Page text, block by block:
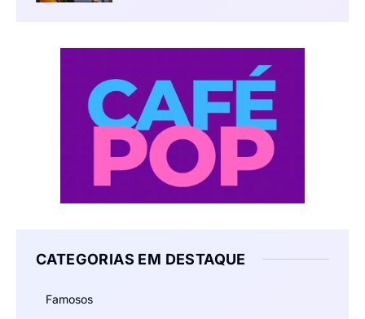
CATEGORIAS EM DESTAQUE
Famosos